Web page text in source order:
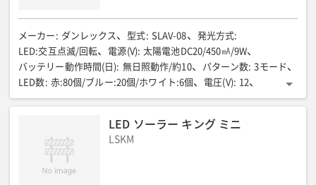
メーカー : ダンレックス 型式: SLAV-08 発光方式:
LED:交互点滅/回転
電源(V): 太陽電池DC20/450㎃/9W
バッテリー動作時間(日): 無日照動作/約10 パターン数: 3モード
LED数: 赤:80個/ブルー:20個/ホワイト:6個 電圧(V): 12
全長(mm): 197(奥行) 全幅(mm): 600 全高(mm): 673
9.1(三脚別途)LED ソーラー キング ミニ
LSKM